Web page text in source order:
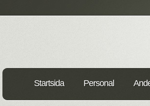
Startsida Personal